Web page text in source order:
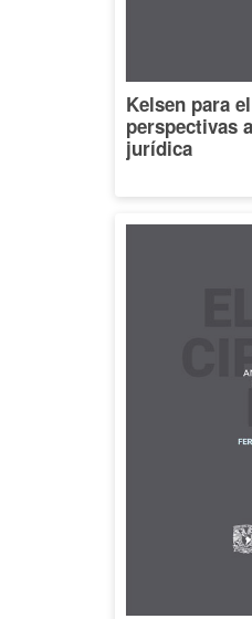
Kelsen para
perspectivas
jurídica